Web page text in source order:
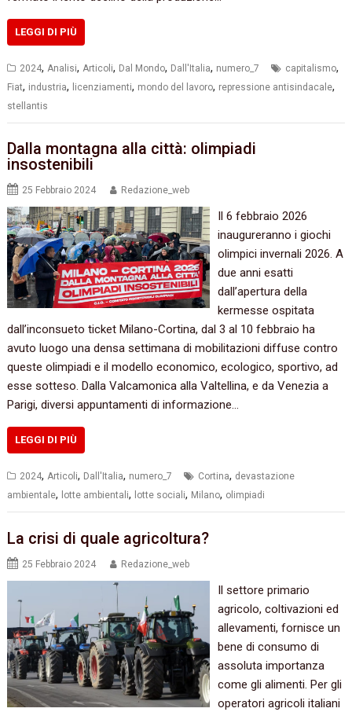
LEGGI DI PIÙ
2024, Analisi, Articoli, Dal Mondo, Dall'Italia, numero_7 capitalismo,
Fiat, industria, licenziamenti, mondo del lavoro, repressione antisindacale,
stellantis
Dalla montagna alla città: olimpiadi
insostenibili
25 Febbraio 2024 Redazione_web
Il 6 febbraio 2026
inaugureranno i giochi
olimpici invernali 2026. A
due anni esatti
dall’apertura della
kermesse ospitata
dall’inconsueto ticket Milano-Cortina, dal 3 al 10 febbraio ha
avuto luogo una densa settimana di mobilitazioni diffuse contro
queste olimpiadi e il modello economico, ecologico, sportivo, ad
esse sotteso. Dalla Valcamonica alla Valtellina, e da Venezia a
Parigi, diversi appuntamenti di informazione…
LEGGI DI PIÙ
2024,Articoli, Dall'Italia, numero_7 Cortina, devastazione
ambientale, lotte ambientali, lotte sociali, Milano, olimpiadi
La crisi di quale agricoltura?
25 Febbraio 2024 Redazione_web
Il settore primario
agricolo, coltivazioni ed
allevamenti, fornisce un
bene di consumo di
assoluta importanza
come gli alimenti. Per gli
operatori agricoli italiani